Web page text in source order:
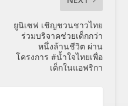
ยูนิเซฟ เชิญชวนชาวไทย
ร่วมบริจาคช่วยเด็กกว่า
หนึ่งล้านชีวิต ผ่าน
โครงการ #น้ำใจไทยเพื่อ
เด็กในแอฟริกา